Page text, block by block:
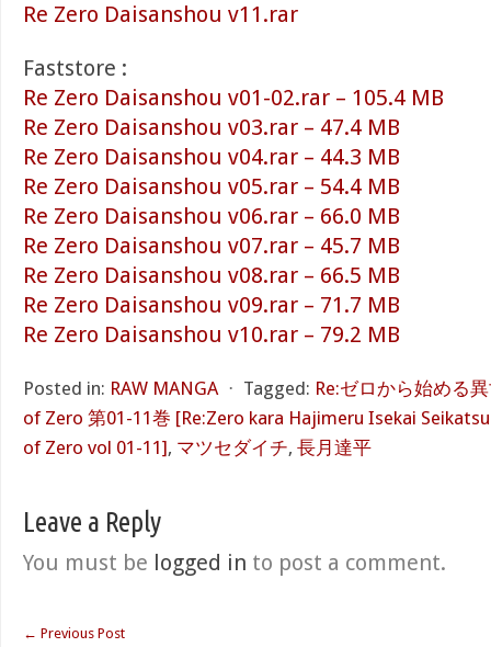
Re Zero Daisanshou v11.rar
Faststore :
Re Zero Daisanshou v01-02.rar – 105.4 MB
Re Zero Daisanshou v03.rar – 47.4 MB
Re Zero Daisanshou v04.rar – 44.3 MB
Re Zero Daisanshou v05.rar – 54.4 MB
Re Zero Daisanshou v06.rar – 66.0 MB
Re Zero Daisanshou v07.rar – 45.7 MB
Re Zero Daisanshou v08.rar – 66.5 MB
Re Zero Daisanshou v09.rar – 71.7 MB
Re Zero Daisanshou v10.rar – 79.2 MB
Posted in: RAW MANGA ⋅ Tagged: Re:ゼロから始める
of Zero 第01-11巻 [Re:Zero kara Hajimeru Isekai
of Zero vol 01-11], マツセダイチ, 長月達平
Leave a Reply
You must be logged in to post a comment.
← Previous Post